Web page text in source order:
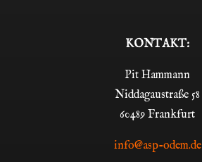
KONTAKT:
Pit Hammann
Niddagaustraße 58
60489 Frankfurt
info@asp-odem.de